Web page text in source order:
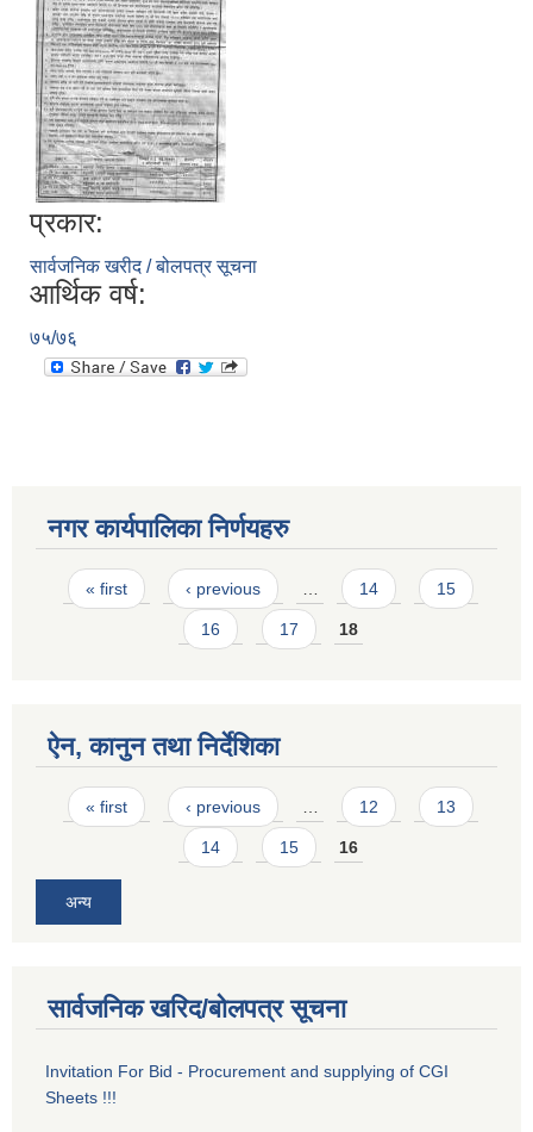
प्रकार:
सार्वजनिक खरीद / बोलपत्र सूचना
आर्थिक वर्ष:
७५/७६
नगर कार्यपालिका निर्णयहरु
Pages
« first ‹ previous … 14 15
16 17 18
ऐन, कानुन तथा निर्देशिका
Pages
« first ‹ previous 12 13
14 15 16
अन्य
सार्वजनिक खरिद/बोलपत्र सूचना
Invitation For Bid - Procurement and supplying of CGI
Sheets !!!